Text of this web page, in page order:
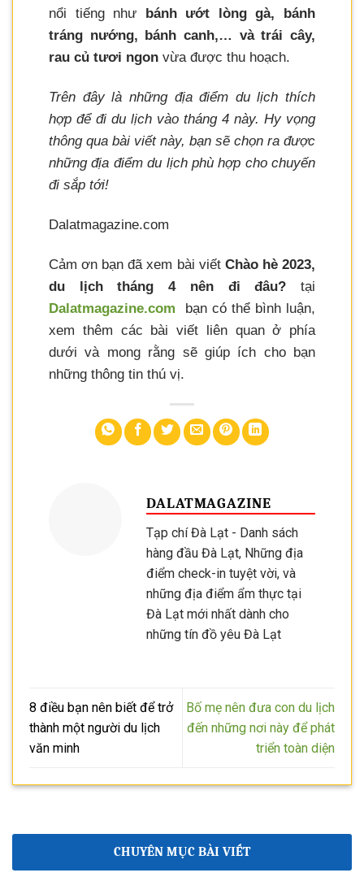
nổi tiếng như bánh ướt lòng gà, bánh
tráng nướng, bánh canh,… và trái cây,
rau củ tươi ngon vừa được thu hoạch.
Trên đây là những địa điểm du lịch thích
hợp để đi du lịch vào tháng 4 này. Hy vọng
thông qua bài viết này, bạn sẽ chọn ra được
những địa điểm du lịch phù hợp cho chuyến
đi sắp tới!
Dalatmagazine.com
Cảm ơn bạn đã xem bài viết Chào hè 2023,
du lịch tháng 4 nên đi đâu? tại
Dalatmagazine.com
bạn có thể bình luận,
xem thêm các bài viết liên quan ở phía
dưới và mong rằng sẽ giúp ích cho bạn
những thông tin thú vị.
DALATMAGAZINE
Tạp chí Đà Lạt - Danh sách
hàng đầu Đà Lạt, Những địa
điểm check-in tuyệt vời, và
những địa điểm ẩm thực tại
Đà Lạt mới nhất dành cho
những tín đồ yêu Đà Lạt
8 điều bạn nên biết để trở
thành một người du lịch
văn minh
Bố mẹ nên đưa con du lịch
đến những nơi này để phát
triển toàn diện
CHUYÊN MỤC BÀI VIẾT